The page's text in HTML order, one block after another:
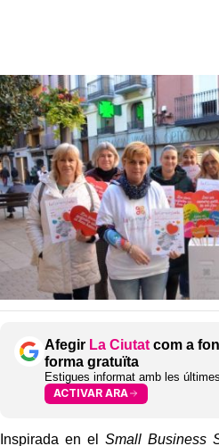
Afegir La Ciutat com a
forma gratuïta
Estigues informat amb les
ACTIVAR ARA
Inspirada en el Small Business